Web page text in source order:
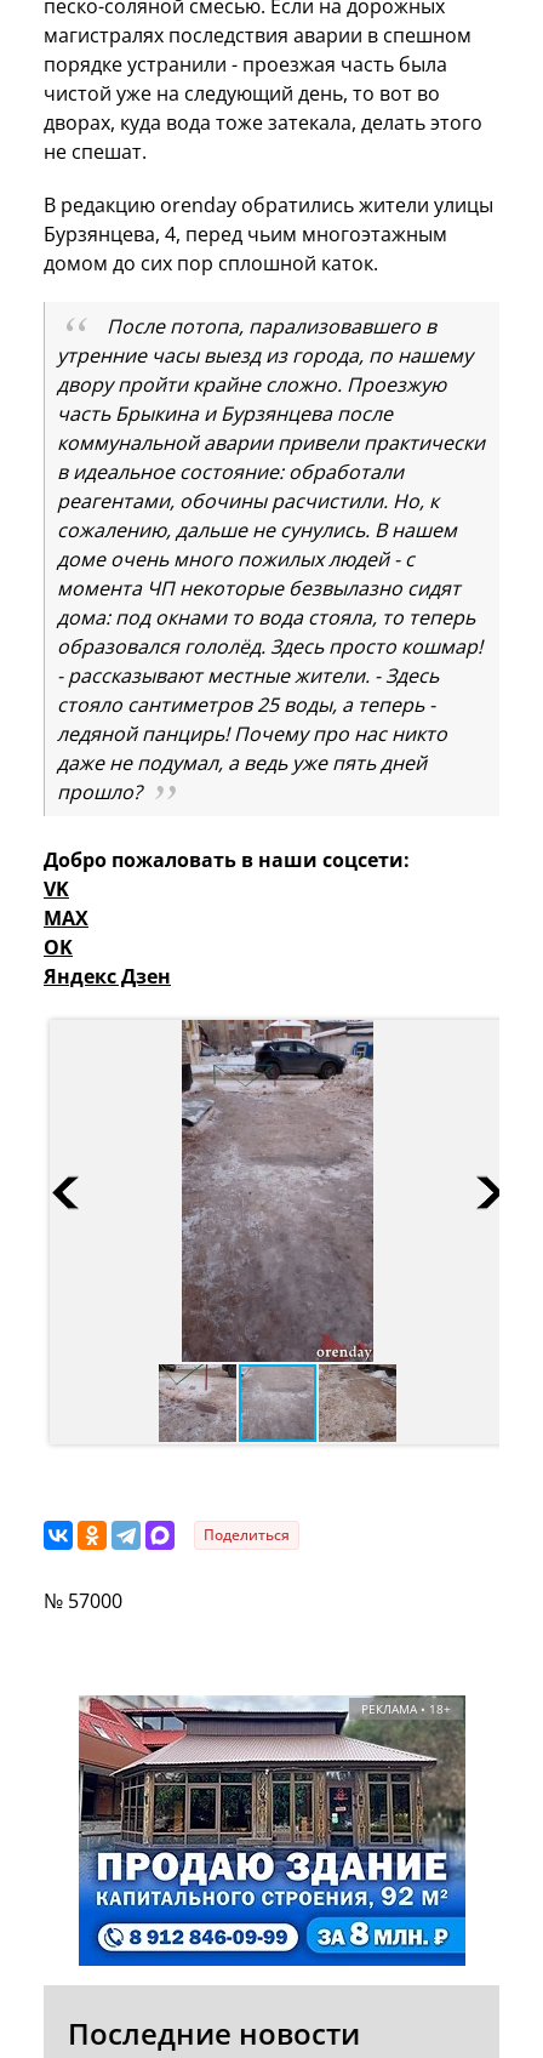
песко-соляной смесью. Если на дорожных
магистралях последствия аварии в спешном
порядке устранили - проезжая часть была
чистой уже на следующий день, то вот во
дворах, куда вода тоже затекала, делать этого
не спешат.
В редакцию orenday обратились жители улицы
Бурзянцева, 4, перед чьим многоэтажным
домом до сих пор сплошной каток.
После потопа, парализовавшего в
утренние часы выезд из города, по нашему
двору пройти крайне сложно. Проезжую
часть Брыкина и Бурзянцева после
коммунальной аварии привели практически
в идеальное состояние: обработали
реагентами, обочины расчистили. Но, к
сожалению, дальше не сунулись. В нашем
доме очень много пожилых людей - с
момента ЧП некоторые безвылазно сидят
дома: под окнами то вода стояла, то теперь
образовался гололёд. Здесь просто кошмар!
- рассказывают местные жители. - Здесь
стояло сантиметров 25 воды, а теперь -
ледяной панцирь! Почему про нас никто
даже не подумал, а ведь уже пять дней
прошло?
Добро пожаловать в наши соцсети:
VK
MAX
OK
Яндекс Дзен
Поделиться
№ 57000
РЕКЛАМА • 18+
Последние новости